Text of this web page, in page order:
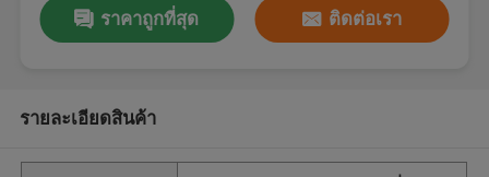
ราคาถูกที่สุด ติดต่อเรา
รายละเอียดสินค้า